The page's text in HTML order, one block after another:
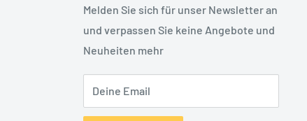
Melden Sie sich für unser Newsletter an
und verpassen Sie keine Angebote und
Neuheiten mehr
Deine Email